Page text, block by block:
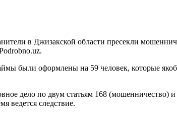
в Джизакской области пресекли
были оформлены на 59 человек, которые
дело по двум статьям 168 (мошенничество)
ведется следствие.